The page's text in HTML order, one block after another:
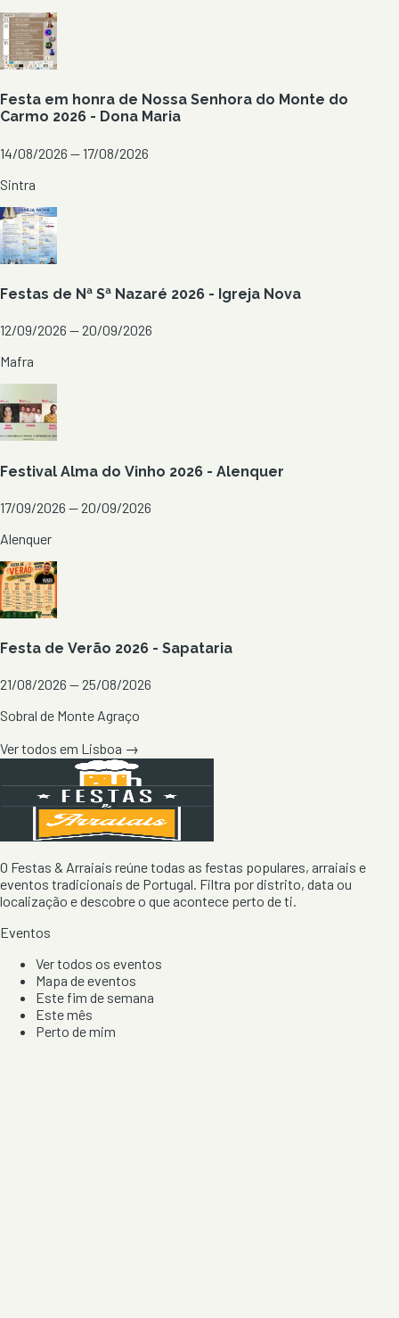
Festa em honra de Nossa Senhora do Monte do
Carmo 2026 - Dona Maria
14/08/2026 — 17/08/2026
Sintra
Festas de Nª Sª Nazaré 2026 - Igreja Nova
12/09/2026 — 20/09/2026
Mafra
Festival Alma do Vinho 2026 - Alenquer
17/09/2026 — 20/09/2026
Alenquer
Festa de Verão 2026 - Sapataria
21/08/2026 — 25/08/2026
Sobral de Monte Agraço
Ver todos em Lisboa →
O Festas & Arraiais reúne todas as festas populares, arraiais e
eventos tradicionais de Portugal. Filtra por distrito, data ou
localização e descobre o que acontece perto de ti.
Eventos
Ver todos os eventos
Mapa de eventos
Este fim de semana
Este mês
Perto de mim